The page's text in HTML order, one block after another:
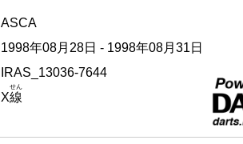
ASCA
1998年08月28日 - 1998年08月31日
IRAS_13036-7644
X線
せん